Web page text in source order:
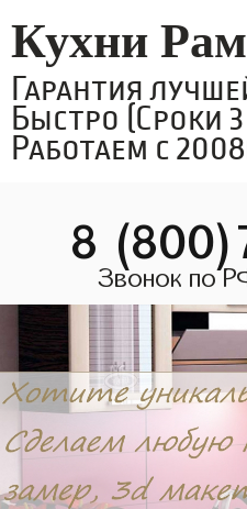
Кухни
Гарантия
Быстро (Сроки
Работаем с
8
Звонок по